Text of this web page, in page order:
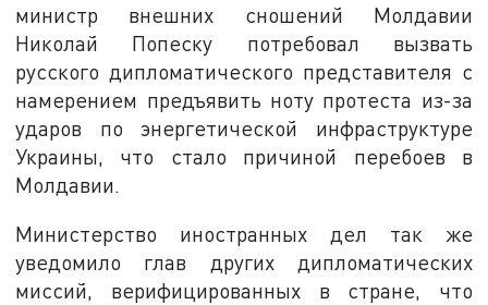
министр внешних сношений Молдавии
Николай Попеску потребовал вызвать
русского дипломатического представителя с
намерением предъявить ноту протеста из-за
ударов по энергетической инфраструктуре
Украины, что стало причиной перебоев в
Молдавии.
Министерство иностранных дел так же
уведомило глав других дипломатических
миссий, верифицированных в стране, что